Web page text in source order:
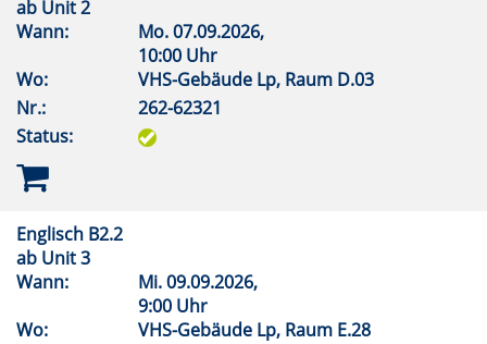
ab Unit 2
Wann:
Mo.07.09.2026,
10:00 Uhr
Wo:
VHS-Gebäude Lp, Raum D.03
Nr.:
262-62321
Status:
Englisch B2.2
ab Unit 3
Wann:
Mi.09.09.2026,
9:00 Uhr
Wo:
VHS-Gebäude Lp, Raum E.28